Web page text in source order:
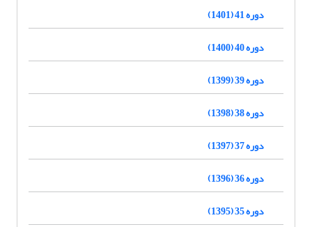
دوره 41 (1401)
دوره 40 (1400)
دوره 39 (1399)
دوره 38 (1398)
دوره 37 (1397)
دوره 36 (1396)
دوره 35 (1395)